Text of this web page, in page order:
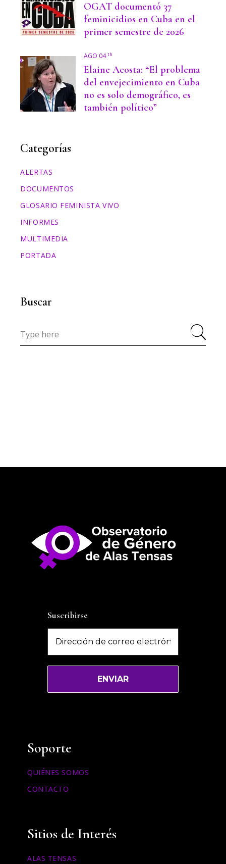
OGAT documentó 37
feminicidios en Cuba en el
primer semestre de 2026
AGO 04 th
Elaine Acosta: “El problema
del envejecimiento en Cuba
no es solo demográfico, es
también político”
Categorías
ALERTAS
DOCUMENTOS
GLOSARIO FEMINISTA VIVO
INFORMES
MULTIMEDIA
PORTADA
Buscar
for:
Suscribirse
Soporte
QUIÉNES SOMOS
CONTACTO
Sitios de Interés
ALAS TENSAS